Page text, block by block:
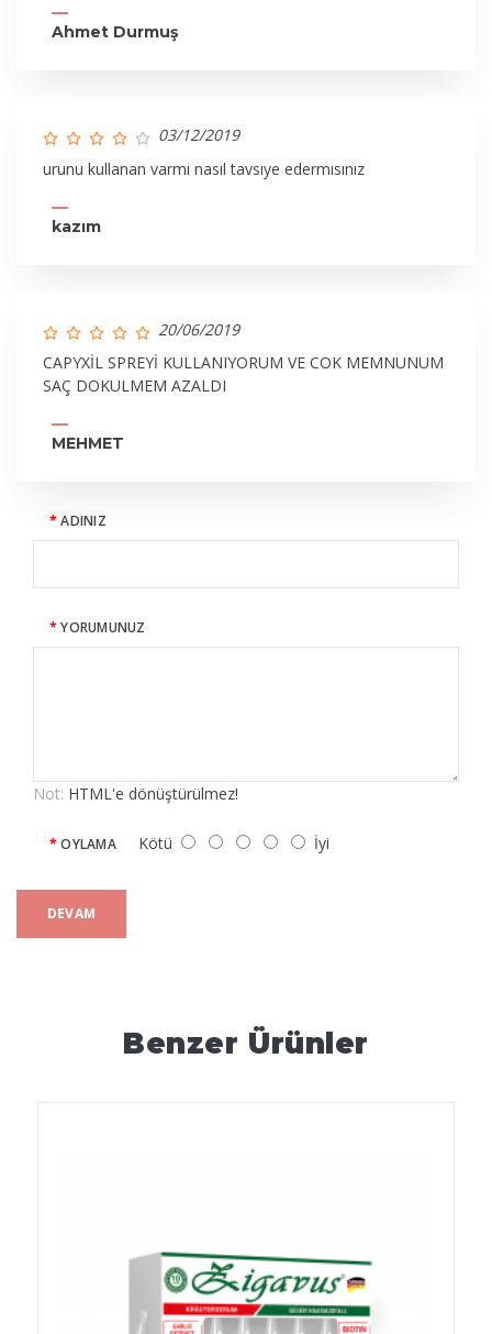
Ahmet Durmuş
03/12/2019
urunu kullanan varmı nasıl tavsıye edermısınız
kazım
20/06/2019
CAPYXİL SPREYİ KULLANIYORUM VE COK MEMNUNUM
SAÇ DOKULMEM AZALDI
MEHMET
ADINIZ
YORUMUNUZ
Not: HTML'e dönüştürülmez!
OYLAMAKötü İyi
DEVAM
Benzer Ürünler